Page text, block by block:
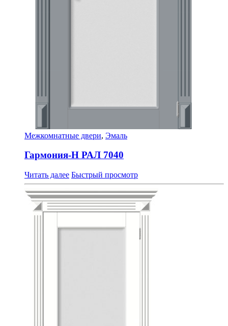
Межкомнатные двери, Эмаль
Гармония-Н РАЛ 7040
Читать далее Быстрый просмотр